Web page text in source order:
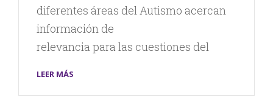
diferentes áreas del Autismo acercan
información de
relevancia para las cuestiones del
LEER MÁS